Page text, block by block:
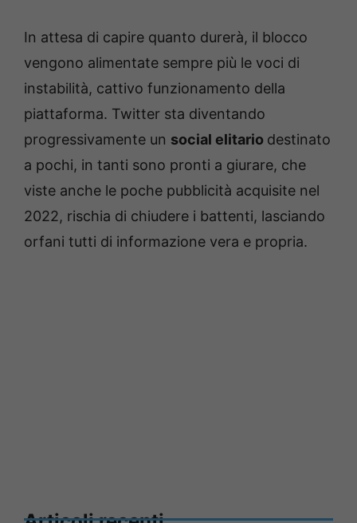
In attesa di capire quanto durerà, il blocco
vengono alimentate sempre più le voci di
instabilità, cattivo funzionamento della
piattaforma. Twitter sta diventando
progressivamente un social elitario destinato
a pochi, in tanti sono pronti a giurare, che
viste anche le poche pubblicità acquisite nel
2022, rischia di chiudere i battenti, lasciando
orfani tutti di informazione vera e propria.